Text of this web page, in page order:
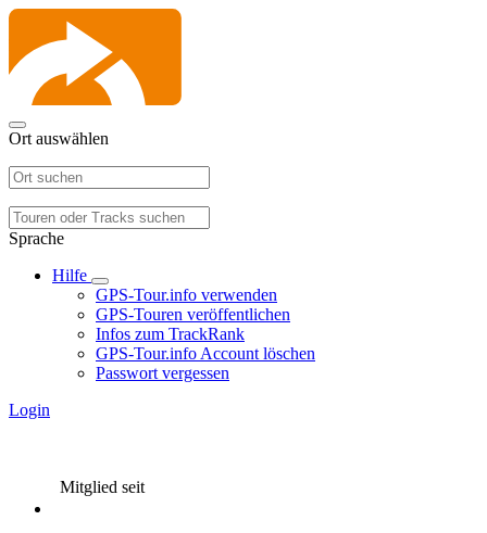
Ort auswählen
Sprache
Hilfe
GPS-Tour.info verwenden
GPS-Touren veröffentlichen
Infos zum TrackRank
GPS-Tour.info Account löschen
Passwort vergessen
Login
Mitglied seit